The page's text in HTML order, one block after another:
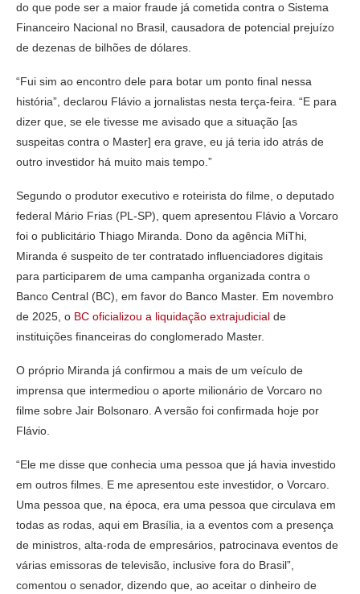
do que pode ser a maior fraude já cometida contra o Sistema
Financeiro Nacional no Brasil, causadora de potencial prejuízo
de dezenas de bilhões de dólares.
“Fui sim ao encontro dele para botar um ponto final nessa
história”, declarou Flávio a jornalistas nesta terça-feira. “E para
dizer que, se ele tivesse me avisado que a situação [as
suspeitas contra o Master] era grave, eu já teria ido atrás de
outro investidor há muito mais tempo.”
Segundo o produtor executivo e roteirista do filme, o deputado
federal Mário Frias (PL-SP), quem apresentou Flávio a Vorcaro
foi o publicitário Thiago Miranda. Dono da agência MiThi,
Miranda é suspeito de ter contratado influenciadores digitais
para participarem de uma campanha organizada contra o
Banco Central (BC), em favor do Banco Master. Em novembro
de 2025, o BC oficializou a liquidação extrajudicial de
instituições financeiras do conglomerado Master.
O próprio Miranda já confirmou a mais de um veículo de
imprensa que intermediou o aporte milionário de Vorcaro no
filme sobre Jair Bolsonaro. A versão foi confirmada hoje por
Flávio.
“Ele me disse que conhecia uma pessoa que já havia investido
em outros filmes. E me apresentou este investidor, o Vorcaro.
Uma pessoa que, na época, era uma pessoa que circulava em
todas as rodas, aqui em Brasília, ia a eventos com a presença
de ministros, alta-roda de empresários, patrocinava eventos de
várias emissoras de televisão, inclusive fora do Brasil”,
comentou o senador, dizendo que, ao aceitar o dinheiro de